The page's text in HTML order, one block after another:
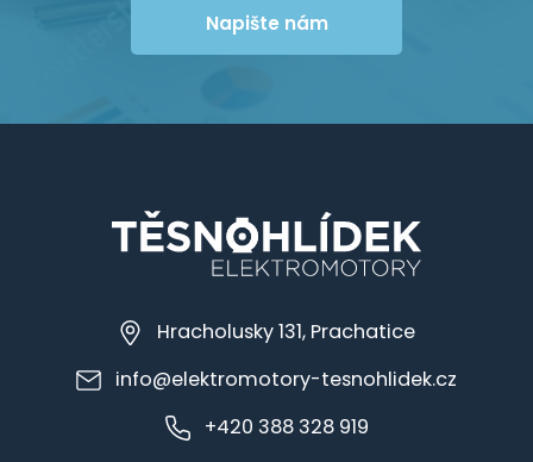
Napište nám
Hracholusky 131, Prachatice
info@elektromotory-tesnohlidek.cz
+420 388 328 919